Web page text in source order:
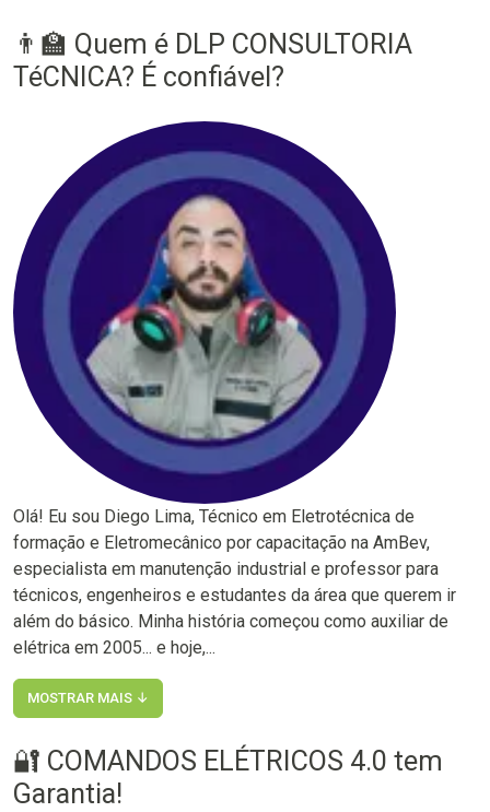
👨‍🏫 Quem é DLP CONSULTORIA
TéCNICA? É confiável?
Olá! Eu sou Diego Lima, Técnico em Eletrotécnica de
formação e Eletromecânico por capacitação na AmBev,
especialista em manutenção industrial e professor para
técnicos, engenheiros e estudantes da área que querem ir
além do básico. Minha história começou como auxiliar de
elétrica em 2005... e hoje,...
MOSTRAR MAIS ↓
🔐 COMANDOS ELÉTRICOS 4.0 tem
Garantia!